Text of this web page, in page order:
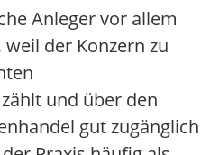
Anleger vor allem
der Konzern zu
und über den
gut zugänglich